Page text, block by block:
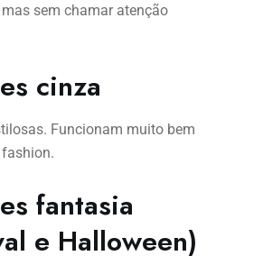
sem chamar atenção
cinza
Funcionam muito bem
fantasia
e Halloween)